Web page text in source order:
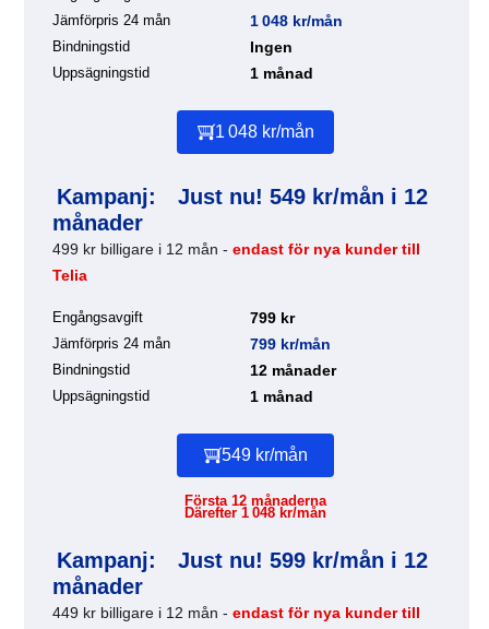
Jämförpris 24 mån 1 048 kr/mån
Bindningstid Ingen
Uppsägningstid 1 månad
1 048 kr/mån
Kampanj:
Just nu! 549 kr/mån i 12
månader
499 kr billigare i 12 mån - endast för nya kunder till
Telia
Engångsavgift 799 kr
Jämförpris 24 mån 799 kr/mån
Bindningstid 12 månader
Uppsägningstid 1 månad
549 kr/mån
Första 12 månaderna
Därefter 1 048 kr/mån
Kampanj:
Just nu! 599 kr/mån i 12
månader
449 kr billigare i 12 mån - endast för nya kunder till